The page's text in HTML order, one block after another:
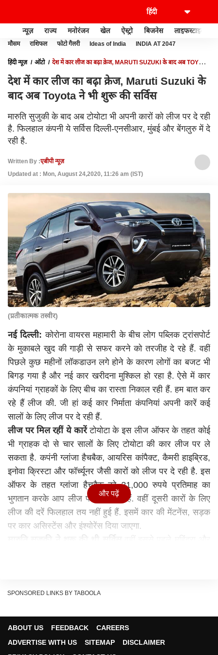
न्यूज़ राज्य मनोरंजन खेल ऐस्ट्रो बिजनेस लाइफस्टाइल
मौसम राशिफल फोटो गैलरी Ideas of India INDIA AT 2047
हिंदी न्यूज़ ऑटो
देश में कार लीज का बढ़ा क्रेज, MARUTI SUZUKI के बाद अब TOYOTA
देश में कार लीज का बढ़ा क्रेज, Maruti Suzuki के
बाद अब Toyota ने भी शुरू की सर्विस
मारुति सुजुकी के बाद अब टोयोटा भी अपनी कारों को लीज पर दे रही
है. फिलहाल कंपनी ये सर्विस दिल्ली-एनसीआर, मुंबई और बेंगलुरु में दे
रही है.
Written By :एबीपी न्यूज़
Updated at : Mon, August 24,2020, 11:26 am (IST)
(प्रतीकात्मक तस्वीर)
नई दिल्ली: कोरोना वायरस महामारी के बीच लोग पब्लिक ट्रांसपोर्ट
के मुकाबले खुद की गाड़ी से सफर करने को तरजीह दे रहे हैं. वहीं
पिछले कुछ महीनों लॉकडाउन लगे होने के कारण लोगों का बजट भी
बिगड़ गया है और नई कार खरीदना मुश्किल हो रहा है. ऐसे में कार
कंपनियां ग्राहकों के लिए बीच का रास्ता निकाल रही हैं. हम बात कर
रहे हैं लीज की. जी हां कई कार निर्माता कंपनियां अपनी कारें कई
सालों के लिए लीज पर दे रही हैं.
लीज पर मिल रहीं ये कारेंटोयोटा के इस लीज ऑफर के तहत कोई
भी ग्राहक दो से चार सालों के लिए टोयोटा की कार लीज पर ले
सकता है. कपंनी ग्लांजा हैचबैक, आयरिस कांपैक्ट, कैमरी हाइब्रिड,
इनोवा क्रिस्टा और फॉर्च्यूनर जैसी कारों को लीज पर दे रही है. इस
ऑफर के तहत ग्लांजा हैचबैक को 21,000 रुपये प्रतिमाह का
भुगतान करके आप लीज पर ले सकते हैं. वहीं दूसरी कारों के लिए
लीज की दरें फिलहाल तय नहीं हुई हैं. इसमें कार की मेंटनेंस, सड़क
पर कार असिस्टेंस और इंश्योरेंस दिया जाएगा.
एनसीआर, बेंगलुरु और मुंबई में दे रही हैं. हालांकि इसका बाद में
और पढ़ें
SPONSORED LINKS BY TABOOLA
ABOUT US FEEDBACK
CAREERS
ADVERTISE WITH US
SITEMAP
DISCLAIMER